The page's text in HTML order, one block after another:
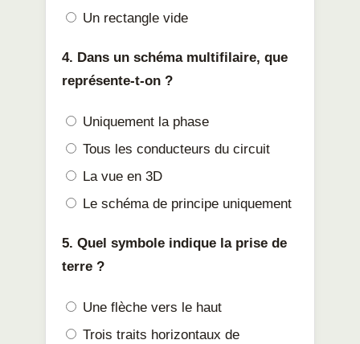
Un rectangle vide
4. Dans un schéma multifilaire, que
représente-t-on ?
Uniquement la phase
Tous les conducteurs du circuit
La vue en 3D
Le schéma de principe uniquement
5. Quel symbole indique la prise de
terre ?
Une flèche vers le haut
Trois traits horizontaux de